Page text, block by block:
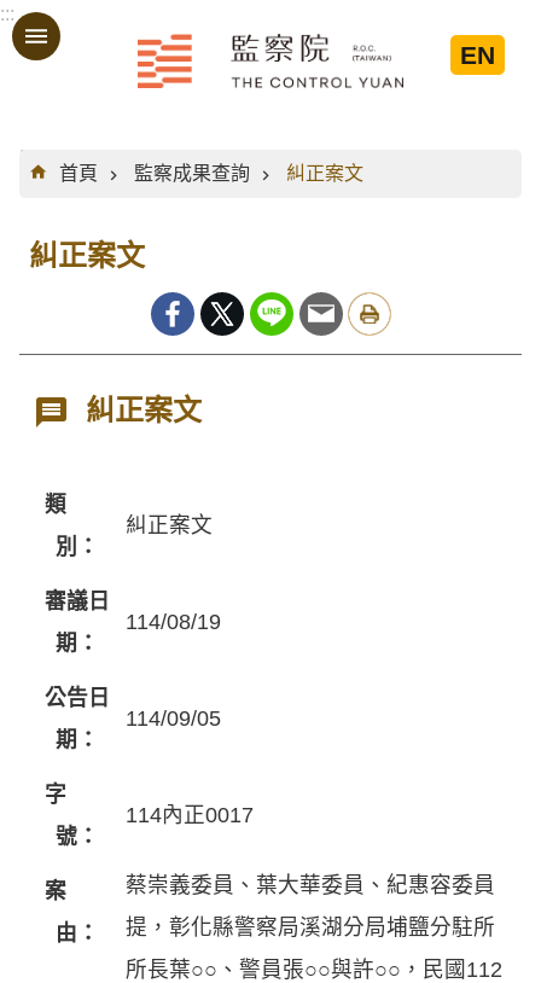
跳到主要內容區塊
:::
EN
:::
首頁
監察成果查詢 糾正案文
糾正案文
糾正案文
類
別：
糾正案文
審議日
期：
114/08/19
公告日
期：
114/09/05
字
號：
114內正0017
案
由：
蔡崇義委員、葉大華委員、紀惠容委員
提，彰化縣警察局溪湖分局埔鹽分駐所
所長葉○○、警員張○○與許○○，民國112